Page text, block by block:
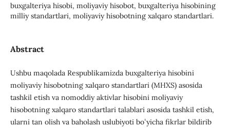
buxgalteriya hisobi, moliyaviy hisobot, buxgalteriya hisobining
milliy standartlari, moliyaviy hisobotning xalqaro standartlari.
Abstract
Ushbu maqolada Respublikamizda buxgalteriya hisobini
moliyaviy hisobotning xalqaro standartlari (MHXS) asosida
tashkil etish va nomoddiy aktivlar hisobini moliyaviy
hisobotning xalqaro standartlari talablari asosida tashkil etish,
ularni tan olish va baholash uslubiyoti boʻyicha fikrlar bildirib